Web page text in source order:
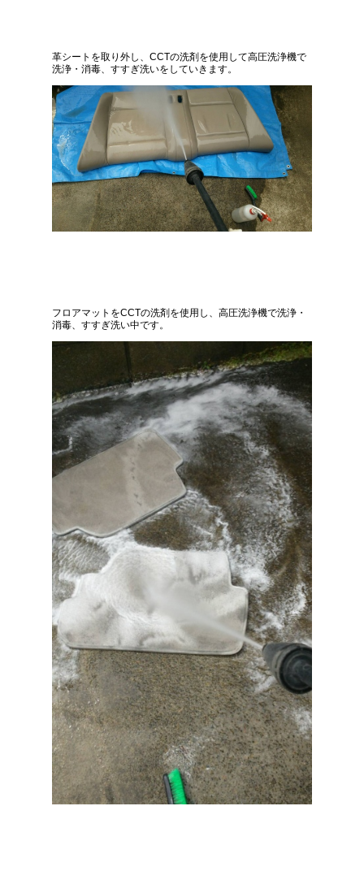
革シートを取り外し、CCTの洗剤を使用して高圧洗浄機で
洗浄・消毒、すすぎ洗いをしていきます。
フロアマットをCCTの洗剤を使用し、高圧洗浄機で洗浄・
消毒、すすぎ洗い中です。